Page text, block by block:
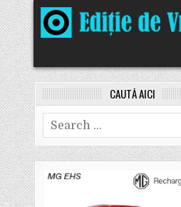
Skip
to
content
CAUTĂ AICI
Search
for: